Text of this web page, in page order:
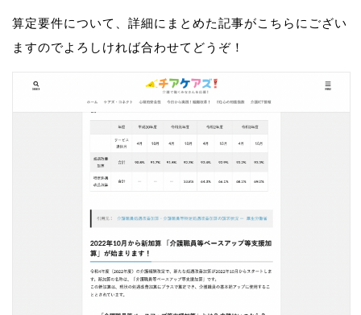
算定要件について、詳細にまとめた記事がこちらにござい
ますのでよろしければ合わせてどうぞ！